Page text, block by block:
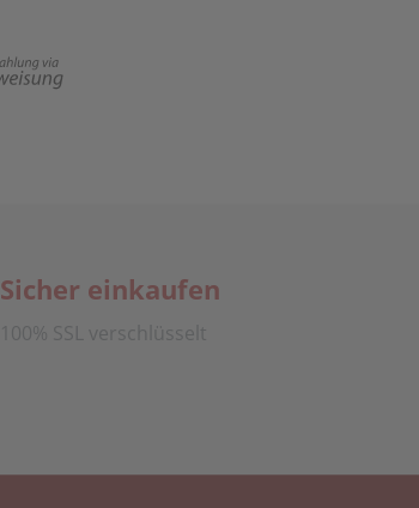
Sicher einkaufen
100% SSL verschlüsselt